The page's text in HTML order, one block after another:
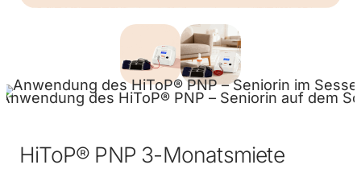
HiToP® PNP 3-Monatsmiete